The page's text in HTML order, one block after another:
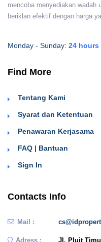
mencoba menyediakan wadah
beriklan efektif dengan harga
Monday - Sunday: 24 hours
Find More
Tentang Kami
Syarat dan Ketentuan
Penawaran Kerjasama
FAQ | Bantuan
Sign In
Contacts Info
Mail :
Adress :
Jl. Pluit